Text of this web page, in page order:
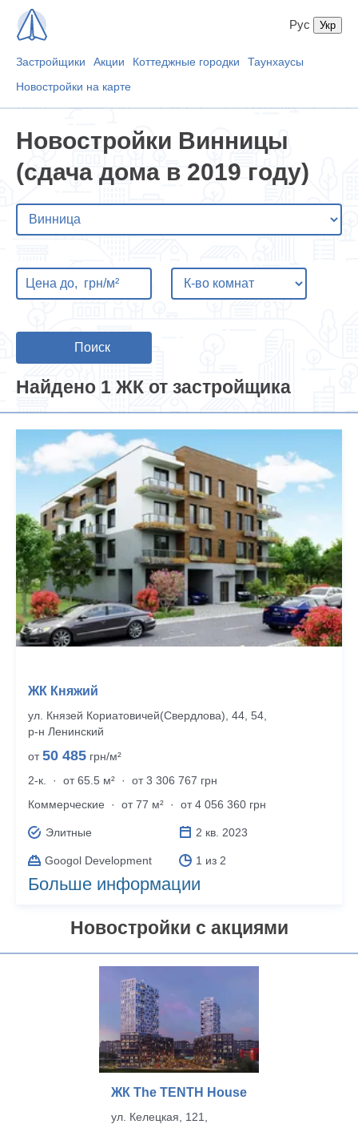
Застройщики Акции Коттеджные городки
Таунхаусы
Новостройки на карте
Рус
Новостройки Винницы
(сдача дома в 2019 году)
Поиск
Найдено 1 ЖК от застройщика
ЖК Княжий
ул. Князей Кориатовичей(Свердлова), 44, 54,
р‑н Ленинский
от50 485 грн/м²
2-к.
· от 65.5 м² ·
от 3 306 767 грн
Коммерческие
· от 77 м² · от 4 056 360 грн
Элитные 2 кв. 2023
Googol Development 1 из 2
Больше информации
Новостройки с акциями
ЖК The TENTH House
ул. Келецкая, 121,